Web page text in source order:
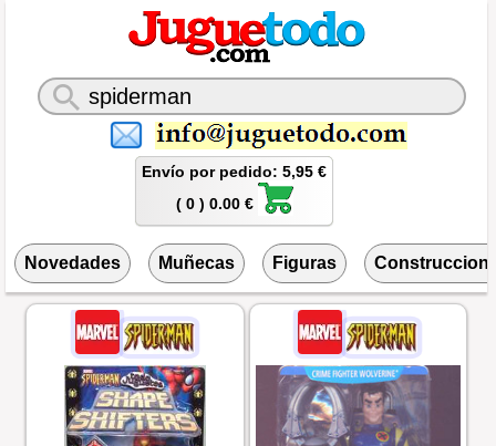
Envío por pedido: 5,95 €
( 0 ) 0.00 €
Novedades Muñecas Figuras